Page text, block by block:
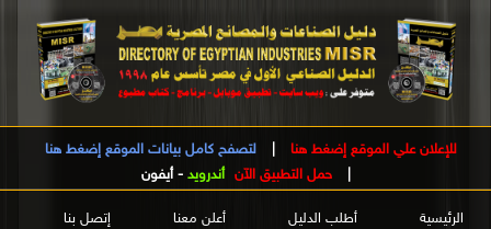
للإعلان علي الموقع إضغط هنا
لتصفح كامل بيانات الموقع إضغط هنا
حمل التطبيق الآن أندرويد - أيفون
الرئيسية أطلب الدليل أعلن معنا
إتصل بنا